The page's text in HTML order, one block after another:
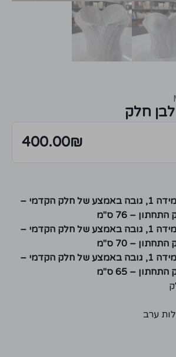
חלק
400.00₪
מידה 40 – קאפים מידה 1, גובה באמצע של חלק הקדמי –
מידה 38 – קאפים מידה 1, גובה באמצע של חלק הקדמי –
מידה 36 – קאפים מידה 1, גובה באמצע של חלק הקדמי –
ערב